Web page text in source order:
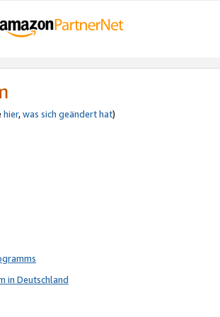
hier,was sich geändert hat)
in Deutschland